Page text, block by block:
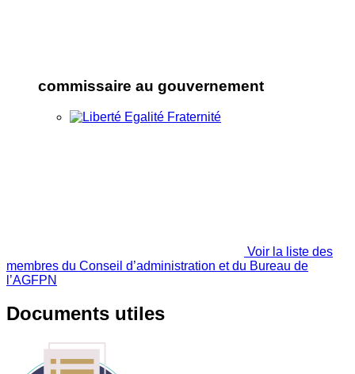
commissaire au gouvernement
Voir la liste des
membres du Conseil d’administration et du Bureau de
l’AGFPN
Documents utiles